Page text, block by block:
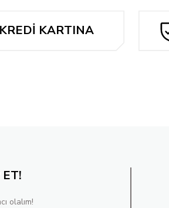
KREDİ KARTINA
olalım!